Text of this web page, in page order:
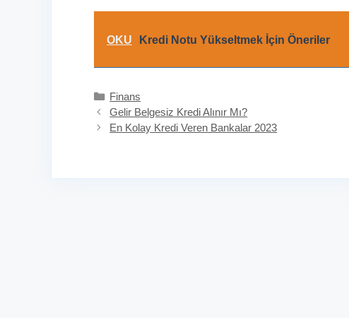
OKU Kredi Notu Yükseltmek İçin Öneriler
Kategoriler
Finans
Gelir Belgesiz Kredi Alınır Mı?
En Kolay Kredi Veren Bankalar 2023